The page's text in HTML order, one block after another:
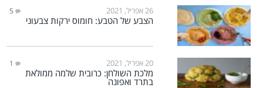
26 אפריל, 2021 5
הצבע של הטבע: חומוס ירקות צבעוני
20 אפריל, 2021 1
מלכת השולחן: כרובית שלמה ממולאת
בתרד ואפונה